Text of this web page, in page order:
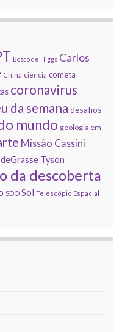
Bosão de Higgs Carlos
China ciência cometa
coronavirus
da semana desafios
mundo geologia em
Missão Cassini
Tyson
da descoberta
SDO Sol Telescópio Espacial